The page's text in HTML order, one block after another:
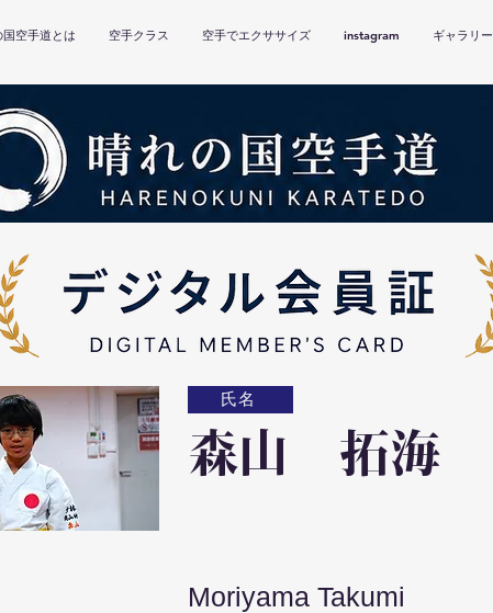
空手道とは 空手クラス 空手でエクササイズ instagram ギャラリー
氏名
森山 拓海
Moriyama Takumi